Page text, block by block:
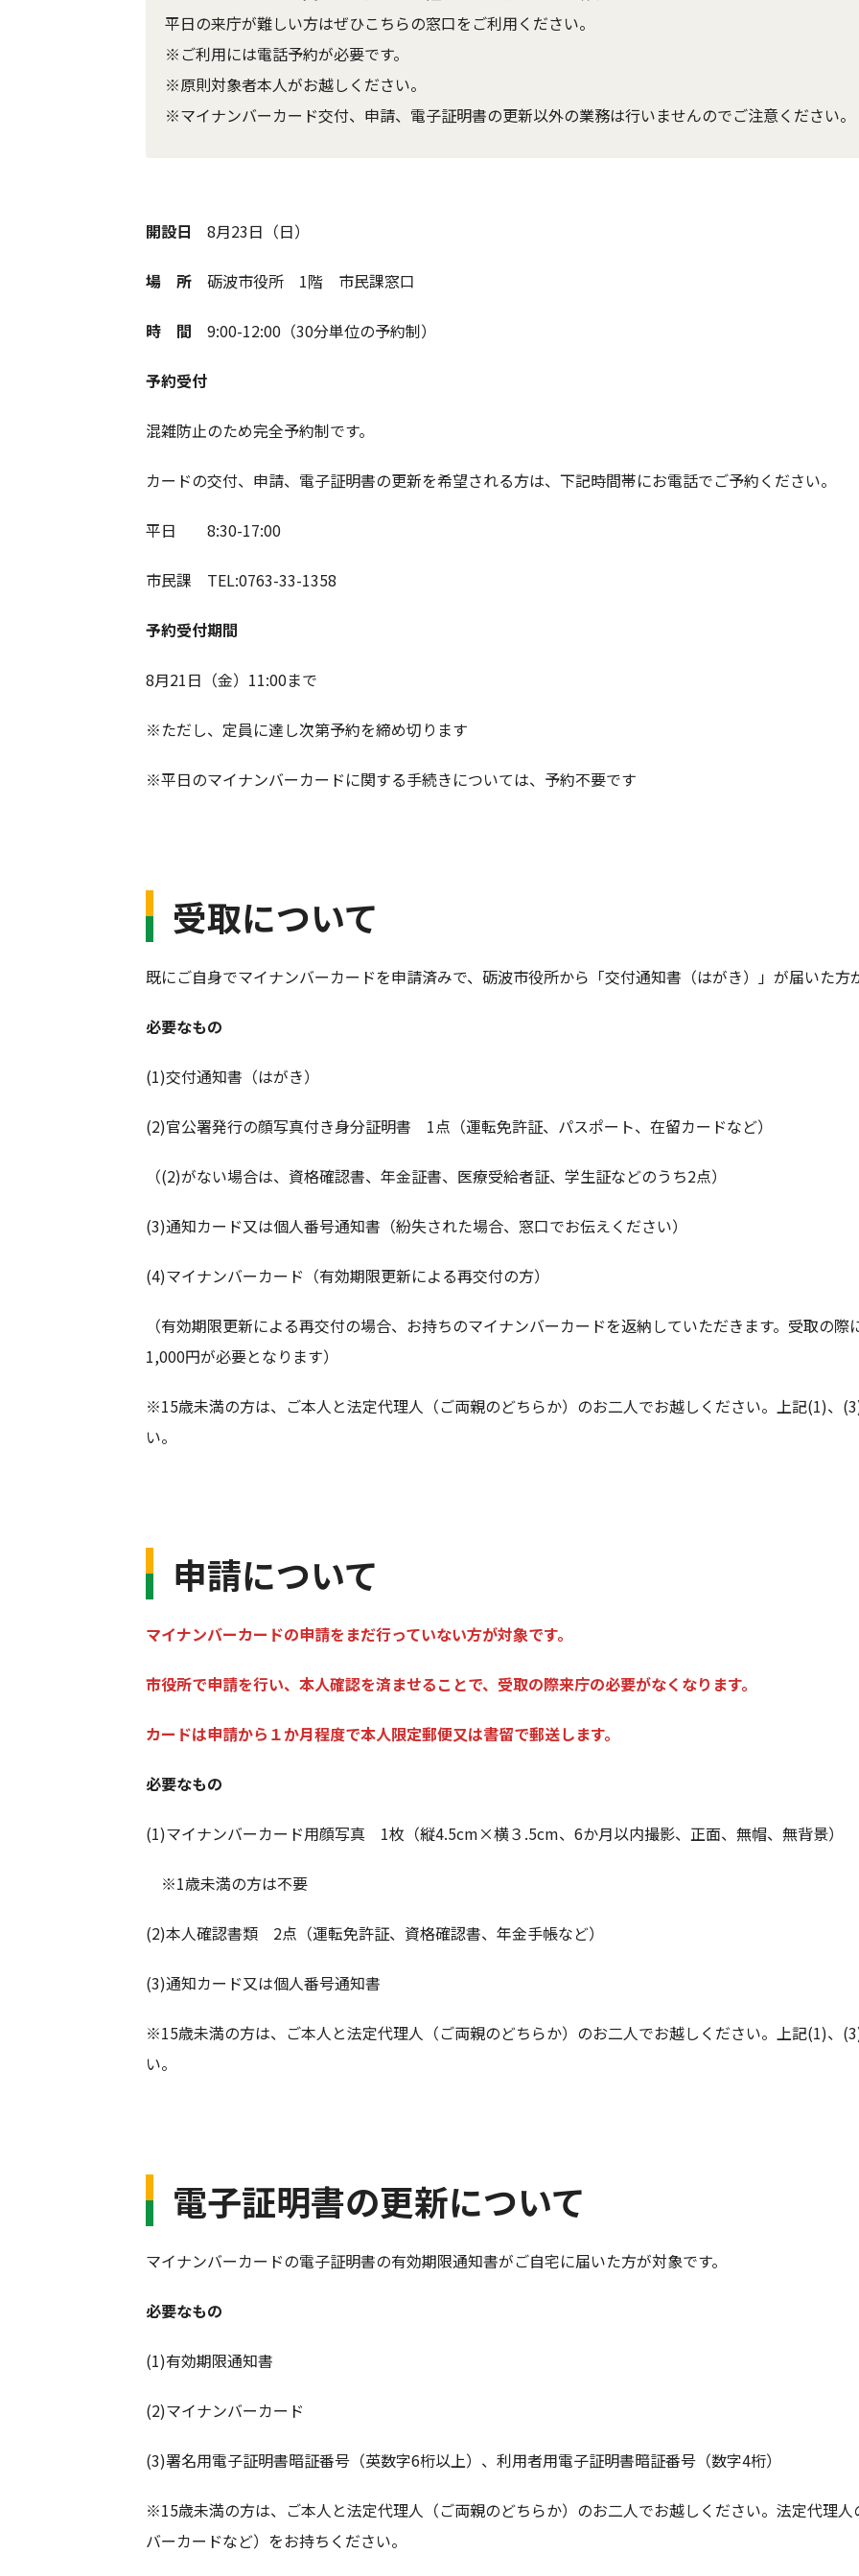
平日の来庁が難しい方はぜひこちらの窓口をご利用ください。
※ご利用には電話予約が必要です。
※原則対象者本人がお越しください。
※マイナンバーカード交付、申請、電子証明書の更新以外の業務は行いませんのでご注意ください。
開設日 8月23日（日）
場 所 砺波市役所 1階 市民課窓口
時 間 9:00-12:00（30分単位の予約制）
予約受付
混雑防止のため完全予約制です。
カードの交付、申請、電子証明書の更新を希望される方は、下記時間帯にお電話でご予約ください。
平日 8:30-17:00
市民課 TEL:0763-33-1358
予約受付期間
8月21日（金）11:00まで
※ただし、定員に達し次第予約を締め切ります
※平日のマイナンバーカードに関する手続きについては、予約不要です
受取について
既にご自身でマイナンバーカードを申請済みで、砺波市役所から「交付通知書（はがき）」が届いた方
必要なもの
(1)交付通知書（はがき）
(2)官公署発行の顔写真付き身分証明書 1点（運転免許証、パスポート、在留カードなど）
（(2)がない場合は、資格確認書、年金証書、医療受給者証、学生証などのうち2点）
(3)通知カード又は個人番号通知書（紛失された場合、窓口でお伝えください）
(4)マイナンバーカード（有効期限更新による再交付の方）
（有効期限更新による再交付の場合、お持ちのマイナンバーカードを返納していただきます。受取の
1,000円が必要となります）
※15歳未満の方は、ご本人と法定代理人（ご両親のどちらか）のお二人でお越しください。上記(1)、
い。
申請について
マイナンバーカードの申請をまだ行っていない方が対象です。
市役所で申請を行い、本人確認を済ませることで、受取の際来庁の必要がなくなります。
カードは申請から１か月程度で本人限定郵便又は書留で郵送します。
必要なもの
(1)マイナンバーカード用顔写真 1枚（縦4.5cm×横３.5cm、6か月以内撮影、正面、無帽、無背景）
※1歳未満の方は不要
(2)本人確認書類 2点（運転免許証、資格確認書、年金手帳など）
(3)通知カード又は個人番号通知書
※15歳未満の方は、ご本人と法定代理人（ご両親のどちらか）のお二人でお越しください。上記(1)、
い。
電子証明書の更新について
マイナンバーカードの電子証明書の有効期限通知書がご自宅に届いた方が対象です。
必要なもの
(1)有効期限通知書
(2)マイナンバーカード
(3)署名用電子証明書暗証番号（英数字6桁以上）、利用者用電子証明書暗証番号（数字4桁）
※15歳未満の方は、ご本人と法定代理人（ご両親のどちらか）のお二人でお越しください。法定代理
バーカードなど）をお持ちください。